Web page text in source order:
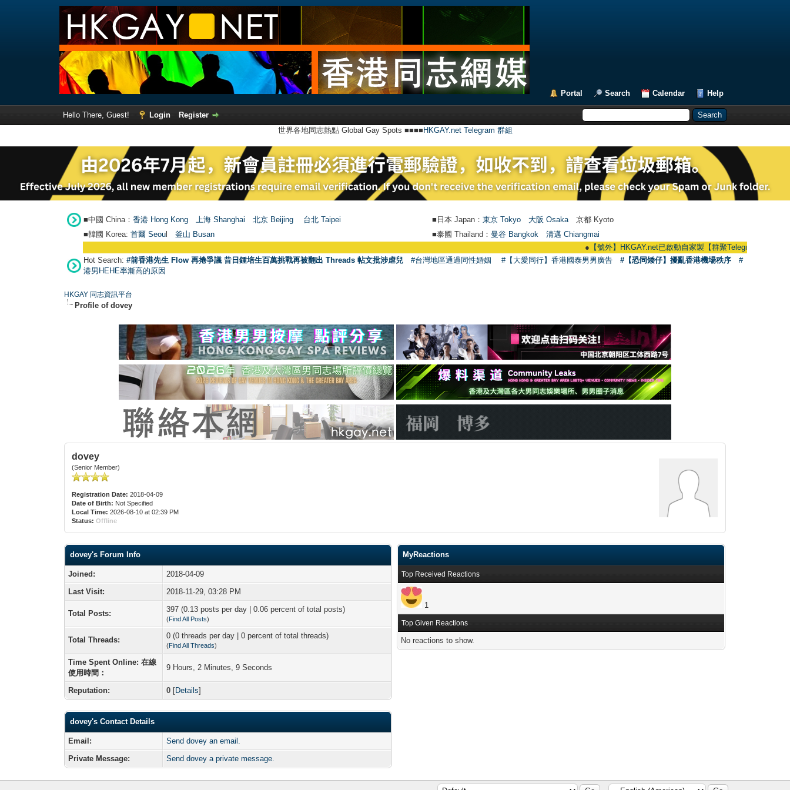
Portal Search Calendar Help
Hello There, Guest! Login
Register
世界各地同志熱點 Global Gay Spots ■■■■ HKGAY.net Telegram 群組
■中國 China： 香港 Hong Kong 上海 Shanghai 北京 Beijing 台北 Taipei ■日本 Japan： 東京 Tokyo 大阪 Osaka 京都 Kyoto
■韓國 Korea: 首爾 Seou 釜山 Busan ■泰國 Thailand： 曼谷 Bangkok
清邁 Chiangmai
【號外】HKGAY.net已啟動自家製【群聚Telegram群組】
Hot Search: #前香港先生 Flow 再捲爭議 昔日鍾培生百萬挑戰再被翻出 Threads 帖文批涉虐兒 #台灣地區通過同性婚姻 #【大愛同行】香港國泰男男廣告 #【恐同矮仔】擾亂香港機場秩序
#
港男HEHE率漸高的原因
HKGAY 同志資訊平台
Profile of dovey
dovey
(Senior Member)
Registration Date: 2018-04-09
Date of Birth: Not Specified
Local Time: 2026-08-10 at 02:39 PM
Status: Offline
dovey's Forum Info
Joined:
2018-04-09
Last Visit:
2018-11-29, 03:28 PM
Total Posts: 397 (0.13 posts per day | 0.06 percent of total posts)
(Find All Posts)
Total Threads: 0 (0 threads per day | 0 percent of total threads)
(Find All Threads)
Time Spent Online: 在線
使用時間：
9 Hours, 2 Minutes, 9 Seconds
Reputation: 0 [Details]
dovey's Contact Details
Email:
Send dovey an email.
Private Message:
Send dovey a private message.
MyReactions
Top Received Reactions
1
Top Given Reactions
No reactions to show.